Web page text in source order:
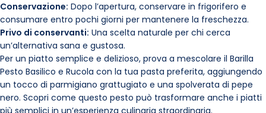
Conservazione: Dopo l’apertura, conservare in frigorifero e
consumare entro pochi giorni per mantenere la freschezza.
Privo di conservanti: Una scelta naturale per chi cerca
un’alternativa sana e gustosa.
Per un piatto semplice e delizioso, prova a mescolare il Barilla
Pesto Basilico e Rucola con la tua pasta preferita, aggiungendo
un tocco di parmigiano grattugiato e una spolverata di pepe
nero. Scopri come questo pesto può trasformare anche i piatti
più semplici in un’esperienza culinaria straordinaria.